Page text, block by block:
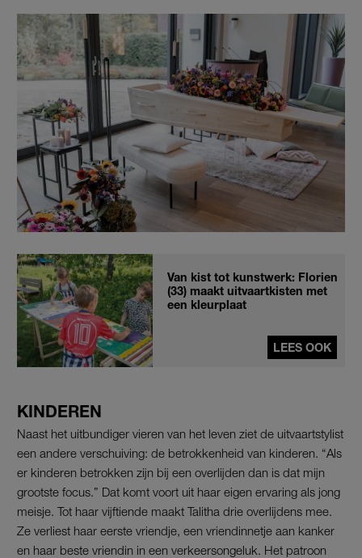
Van kist tot kunstwerk: Florien
(33) maakt uitvaartkisten met
een kleurplaat
LEES OOK
KINDEREN
Naast het uitbundiger vieren van het leven ziet de uitvaartstylist
een andere verschuiving: de betrokkenheid van kinderen. “Als
er kinderen betrokken zijn bij een overlijden dan is dat mijn
grootste focus.” Dat komt voort uit haar eigen ervaring als jong
meisje. Tot haar vijftiende maakt Talitha drie overlijdens mee.
Ze verliest haar eerste vriendje, een vriendinnetje aan kanker
en haar beste vriendin in een verkeersongeluk. Het patroon